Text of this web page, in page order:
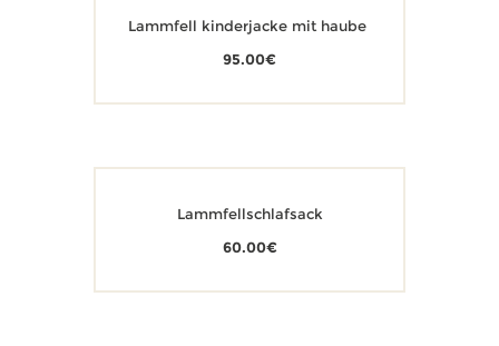
Lammfell kinderjacke mit haube
95.00€
Lammfellschlafsack
60.00€